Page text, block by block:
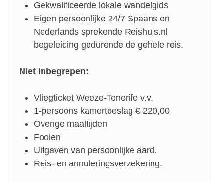
Gekwalificeerde lokale wandelgids
Eigen persoonlijke 24/7 Spaans en
Nederlands sprekende Reishuis.nl
begeleiding gedurende de gehele reis.
Niet inbegrepen:
Vliegticket Weeze-Tenerife v.v.
1-persoons kamertoeslag € 220,00
Overige maaltijden
Fooien
Uitgaven van persoonlijke aard.
Reis- en annuleringsverzekering.